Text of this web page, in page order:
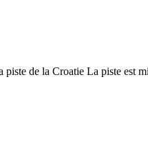
de la Croatie La piste est